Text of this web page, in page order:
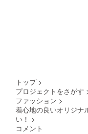
トップ >
プロジェクトをさがす
ファッション >
着心地の良いオリジナ
い！ >
コメント